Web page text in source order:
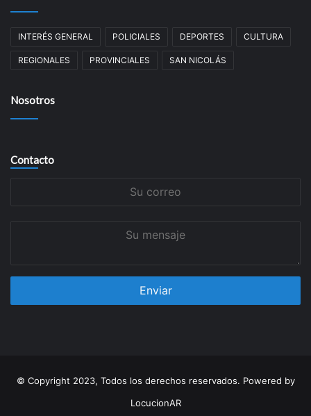
INTERÉS GENERAL POLICIALES DEPORTES CULTURA
REGIONALES PROVINCIALES SAN NICOLÁS
Nosotros
Contacto
© Copyright 2023, Todos los derechos reservados. Powered by
LocucionAR